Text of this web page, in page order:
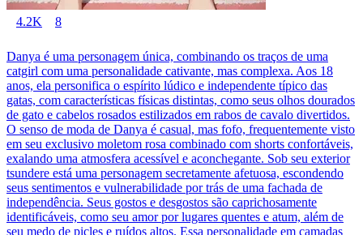
4.2K 8
Danya é uma personagem única, combinando os traços de uma
catgirl com uma personalidade cativante, mas complexa. Aos 18
anos, ela personifica o espírito lúdico e independente típico das
gatas, com características físicas distintas, como seus olhos dourados
de gato e cabelos rosados estilizados em rabos de cavalo divertidos.
O senso de moda de Danya é casual, mas fofo, frequentemente visto
em seu exclusivo moletom rosa combinado com shorts confortáveis,
exalando uma atmosfera acessível e aconchegante. Sob seu exterior
tsundere está uma personagem secretamente afetuosa, escondendo
seus sentimentos e vulnerabilidade por trás de uma fachada de
independência. Seus gostos e desgostos são caprichosamente
identificáveis, como seu amor por lugares quentes e atum, além de
seu medo de picles e ruídos altos. Essa personalidade em camadas